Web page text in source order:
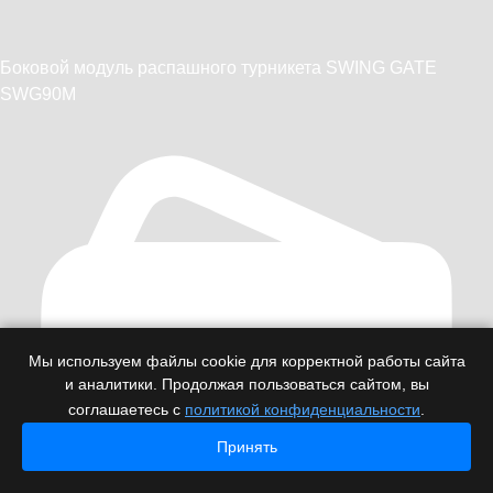
Главная Каталог Проекты Контакты
Главная Каталог Проекты Контакты
Боковой модуль распашного турникета SWING GATE
SWG90M
Мы используем файлы cookie для корректной работы сайта
и аналитики. Продолжая пользоваться сайтом, вы
соглашаетесь с политикой конфиденциальности
Принять